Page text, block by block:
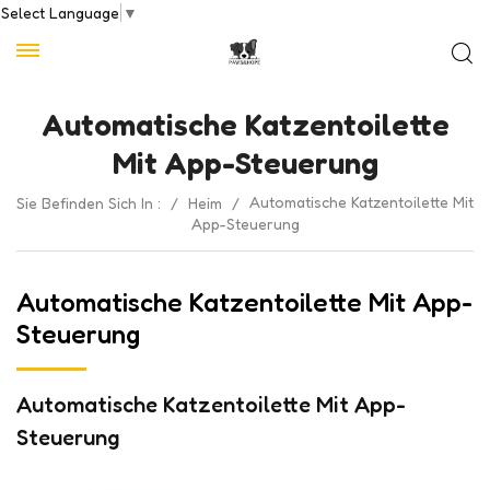
Select Language ▼
Automatische Katzentoilette
Mit App-Steuerung
Sie Befinden Sich In : / Heim / Automatische Katzentoilette Mit
App-Steuerung
Automatische Katzentoilette Mit App-
Steuerung
Automatische Katzentoilette Mit App-
Steuerung